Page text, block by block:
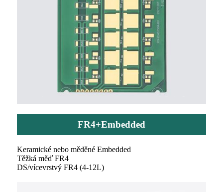
FR4+Embedded
Keramické nebo měděné Embedded
Těžká měď FR4
DS/vícevrstvý FR4 (4-12L)